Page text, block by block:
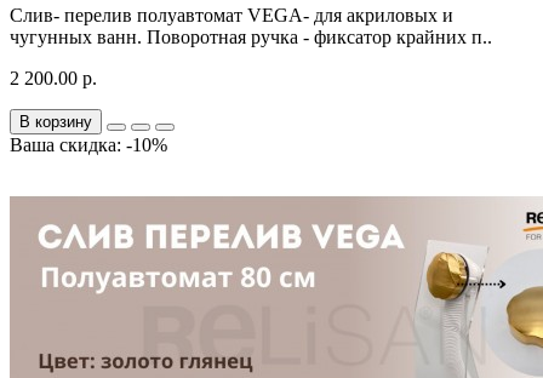
Слив- перелив полуавтомат VEGA- для акриловых и
чугунных ванн. Поворотная ручка - фиксатор крайних п..
2 200.00 р.
В корзину
Ваша скидка: -10%